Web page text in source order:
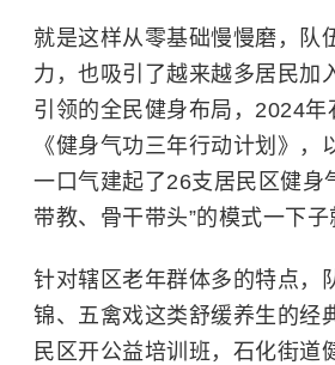
就是这样从零基础慢慢磨，队
力，也吸引了越来越多居民加
引领的全民健身布局，2024年
《健身气功三年行动计划》，
一口气建起了26支居民区健身
带教、骨干带头”的模式一下子
针对辖区老年群体多的特点，
锦、五禽戏这类舒缓养生的经
民区开公益培训班，石化街道